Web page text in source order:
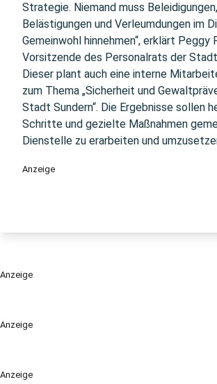
Anzeige
Anzeige
Strategie. Niemand muss
Belästigungen und Verleumdungen im
Gemeinwohl hinnehmen“, erklärt Peggy
Vorsitzende des Personalrats der Stadt
Dieser plant auch eine interne
zum Thema „Sicherheit und
Stadt Sundern“. Die Ergebnisse sollen
Schritte und gezielte Maßnahmen
Dienstelle zu erarbeiten und
Anzeige
Anzeige